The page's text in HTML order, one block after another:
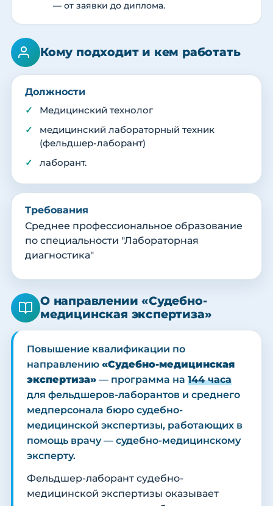
— от заявки до диплома.
Кому подходит и кем работать
Должности
Медицинский технолог
медицинский лабораторный техник
(фельдшер-лаборант)
лаборант.
Требования
Среднее профессиональное образование
по специальности "Лабораторная
диагностика"
О направлении «Судебно-
медицинская экспертиза»
Повышение квалификации по
направлению «Судебно-медицинская
экспертиза» — программа на 144 часа
для фельдшеров-лаборантов и среднего
медперсонала бюро судебно-
медицинской экспертизы, работающих в
помощь врачу — судебно-медицинскому
эксперту.
Фельдшер-лаборант судебно-
медицинской экспертизы оказывает